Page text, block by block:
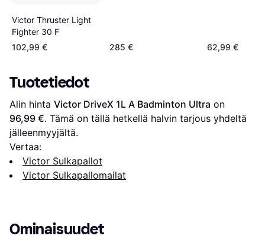
Victor Thruster Light
Fighter 30 F
102,99 €
285 € 62,99 €
Tuotetiedot
Alin hinta Victor DriveX 1L A Badminton Ultra
96,99 €. Tämä on tällä hetkellä halvin tarjous yhdeltä
jälleenmyyjältä.
Vertaa:
Victor Sulkapallot
Victor Sulkapallomailat
Ominaisuudet